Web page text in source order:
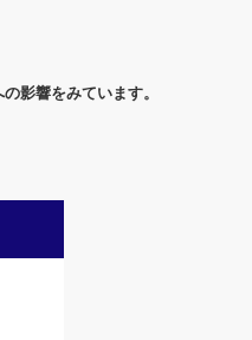
影響をみています。